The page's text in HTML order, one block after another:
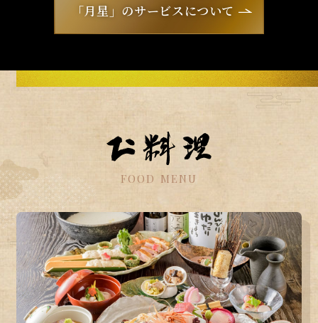
「月星」のサービスについて
FOOD MENU